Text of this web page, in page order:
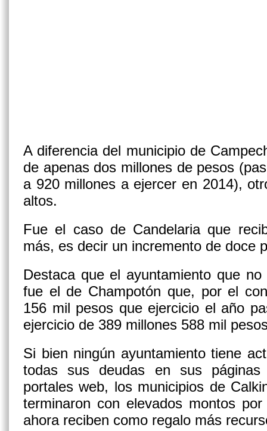
A diferencia del municipio de
de apenas dos millones de pesos
a 920 millones a ejercer en 2014),
altos.
Fue el caso de Candelaria que
más, es decir un incremento de doce
Destaca que el ayuntamiento que
fue el de Champotón que, por el
156 mil pesos que ejercicio el año
ejercicio de 389 millones 588 mil
Si bien ningún ayuntamiento tiene
todas sus deudas en sus
portales web, los municipios de
terminaron con elevados montos
ahora reciben como regalo más